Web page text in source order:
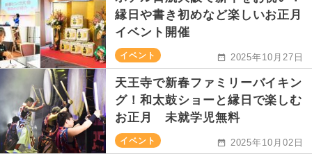
縁日や書き初めなど楽しいお正月
イベント開催
イベント 2025年10月27日
天王寺で新春ファミリーバイキン
グ！和太鼓ショーと縁日で楽しむ
お正月 未就学児無料
イベント 2025年10月02日